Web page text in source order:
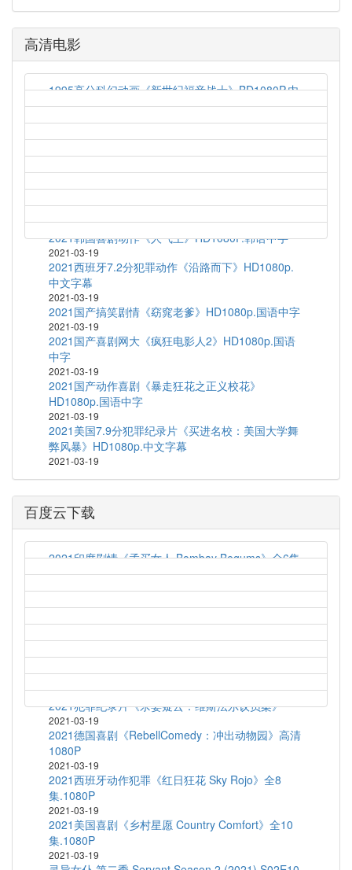
高清电影
1995高分科幻动画《新世纪福音战士》BD1080P.内
封简繁字幕
2021-03-19
2021-03-19
2020韩国短片集《执念》HD1080P.韩语中字
2021-03-19
2021韩国喜剧动作《人气王》HD1080P.韩语中字
2021-03-19
2021西班牙7.2分犯罪动作《沿路而下》HD1080p.
中文字幕
2021-03-19
2021国产搞笑剧情《窈窕老爹》HD1080p.国语中字
2021-03-19
2021国产喜剧网大《疯狂电影人2》HD1080p.国语
中字
2021-03-19
2021国产动作喜剧《暴走狂花之正义校花》
HD1080p.国语中字
2021-03-19
2021美国7.9分犯罪纪录片《买进名校：美国大学舞
弊风暴》HD1080p.中文字幕
2021-03-19
百度云下载
2021印度剧情《孟买女人 Bombay Begums》全6集
2021-03-19
艾伦对决法罗 Allen v. Farrow (2021) S01E04
2020法国喜剧《乘风破浪的黑哥哥》HD1080P.官方
中字
2021-03-19
2021犯罪纪录片《杀妻疑云：维斯法尔议员案》
2021-03-19
2021德国喜剧《RebellComedy：冲出动物园》高清
1080P
2021-03-19
2021西班牙动作犯罪《红日狂花 Sky Rojo》全8
集.1080P
2021-03-19
2021美国喜剧《乡村星愿 Country Comfort》全10
集.1080P
2021-03-19